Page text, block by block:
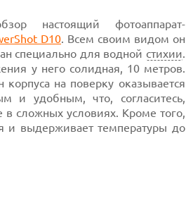
настоящий фотоаппарат-
D10. Всем своим видом он
специально для водной стихии.
у него солидная, 10 метров.
корпуса на поверку оказывается
и удобным, что, согласитесь,
в сложных условиях. Кроме того,
и выдерживает температуры до